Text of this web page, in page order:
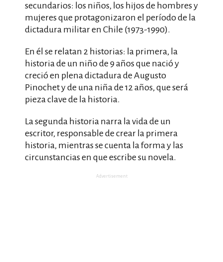
secundarios: los niños, los hijos de hombres y
mujeres que protagonizaron el período de la
dictadura militar en Chile (1973-1990).
En él se relatan 2 historias: la primera, la
historia de un niño de 9 años que nació y
creció en plena dictadura de Augusto
Pinochet y de una niña de 12 años, que será
pieza clave de la historia.
La segunda historia narra la vida de un
escritor, responsable de crear la primera
historia, mientras se cuenta la forma y las
circunstancias en que escribe su novela.
Advertisement